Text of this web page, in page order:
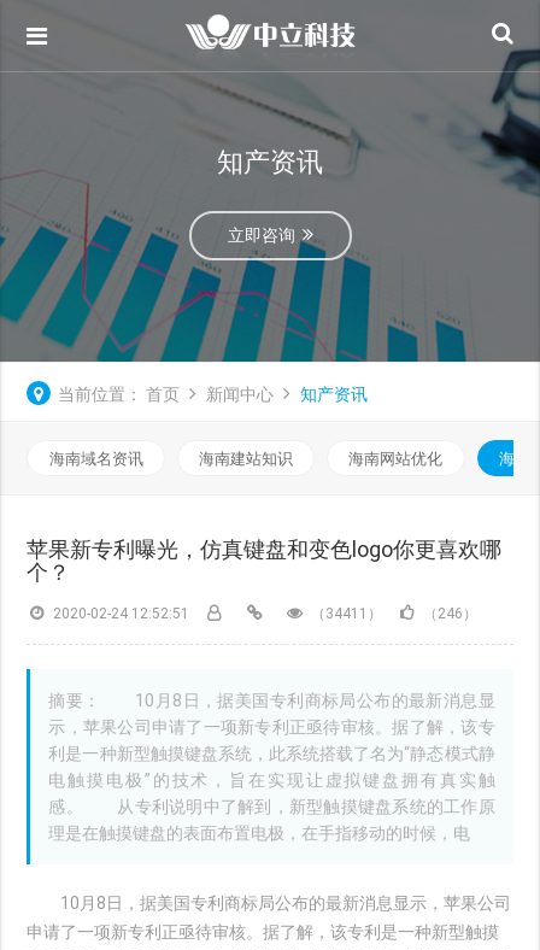
知产资讯
立即咨询
当前位置： 首页 新闻中心 知产资讯
海南域名资讯 海南建站知识 海南网站优化 海南
苹果新专利曝光，仿真键盘和变色logo你更喜欢哪
个？
2020-02-24 12:52:51 （34411） （246）
摘要： 10月8日，据美国专利商标局公布的最新消息显
示，苹果公司申请了一项新专利正亟待审核。据了解，该专
利是一种新型触摸键盘系统，此系统搭载了名为“静态模式静
电触摸电极”的技术，旨在实现让虚拟键盘拥有真实触
感。 从专利说明中了解到，新型触摸键盘系统的工作原
理是在触摸键盘的表面布置电极，在手指移动的时候，电
10月8日，据美国专利商标局公布的最新消息显示，苹果公司
申请了一项新专利正亟待审核。据了解，该专利是一种新型触摸